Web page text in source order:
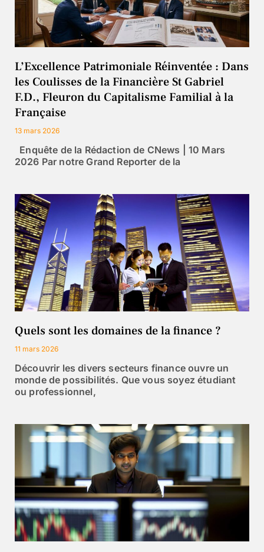
L’Excellence Patrimoniale Réinventée : Dans
les Coulisses de la Financière St Gabriel
F.D., Fleuron du Capitalisme Familial à la
Française
13 mars 2026
Enquête de la Rédaction de CNews | 10 Mars
2026 Par notre Grand Reporter de la
Quels sont les domaines de la finance ?
11 mars 2026
Découvrir les divers secteurs finance ouvre un
monde de possibilités. Que vous soyez étudiant
ou professionnel,